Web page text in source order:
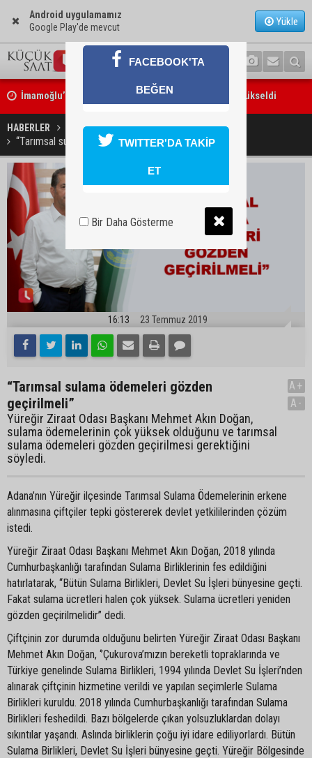
Android uygulamamız
Google Play'de mevcut
Yükle
İmamoğlu’ndaki göçükte acı bilanço: can kaybı 2’ye yükseldi
Feke’de motosiklet ağaca çarptı: 1 kişi hayatını kaybetti
HABERLER EKONOMİ
“Tarımsal sulama ödemeleri gözden geçirilmeli”
16:13 23 Temmuz 2019
“Tarımsal sulama ödemeleri gözden
geçirilmeli”
Yüreğir Ziraat Odası Başkanı Mehmet Akın Doğan,
sulama ödemelerinin çok yüksek olduğunu ve tarımsal
sulama ödemeleri gözden geçirilmesi gerektiğini
söyledi.
A+
A-
Adana’nın Yüreğir ilçesinde Tarımsal Sulama Ödemelerinin erkene
alınmasına çiftçiler tepki göstererek devlet yetkililerinden çözüm
istedi.
Yüreğir Ziraat Odası Başkanı Mehmet Akın Doğan, 2018 yılında
Cumhurbaşkanlığı tarafından Sulama Birliklerinin fes edildiğini
hatırlatarak, “Bütün Sulama Birlikleri, Devlet Su İşleri bünyesine geçti.
Fakat sulama ücretleri halen çok yüksek. Sulama ücretleri yeniden
gözden geçirilmelidir” dedi.
Çiftçinin zor durumda olduğunu belirten Yüreğir Ziraat Odası Başkanı
Mehmet Akın Doğan, ‘’Çukurova’mızın bereketli topraklarında ve
Türkiye genelinde Sulama Birlikleri, 1994 yılında Devlet Su İşleri’nden
alınarak çiftçinin hizmetine verildi ve yapılan seçimlerle Sulama
Birlikleri kuruldu. 2018 yılında Cumhurbaşkanlığı tarafından Sulama
Birlikleri feshedildi. Bazı bölgelerde çıkan yolsuzluklardan dolayı
sıkıntılar yaşandı. Aslında birliklerin çoğu iyi idare ediliyorlardı. Bütün
Sulama Birlikleri, Devlet Su İşleri bünyesine geçti. Yüreğir Bölgesinde
FACEBOOK'TA
BEĞEN
TWITTER'DA TAKİP
ET
Bir Daha Gösterme